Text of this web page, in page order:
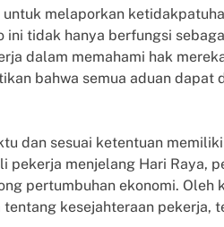
melaporkan
ini tidak hanya berfungsi
dalam memahami hak
bahwa semua aduan dapat
dan sesuai ketentuan
pekerja menjelang Hari Raya,
pertumbuhan ekonomi. Oleh
kesejahteraan pekerja,